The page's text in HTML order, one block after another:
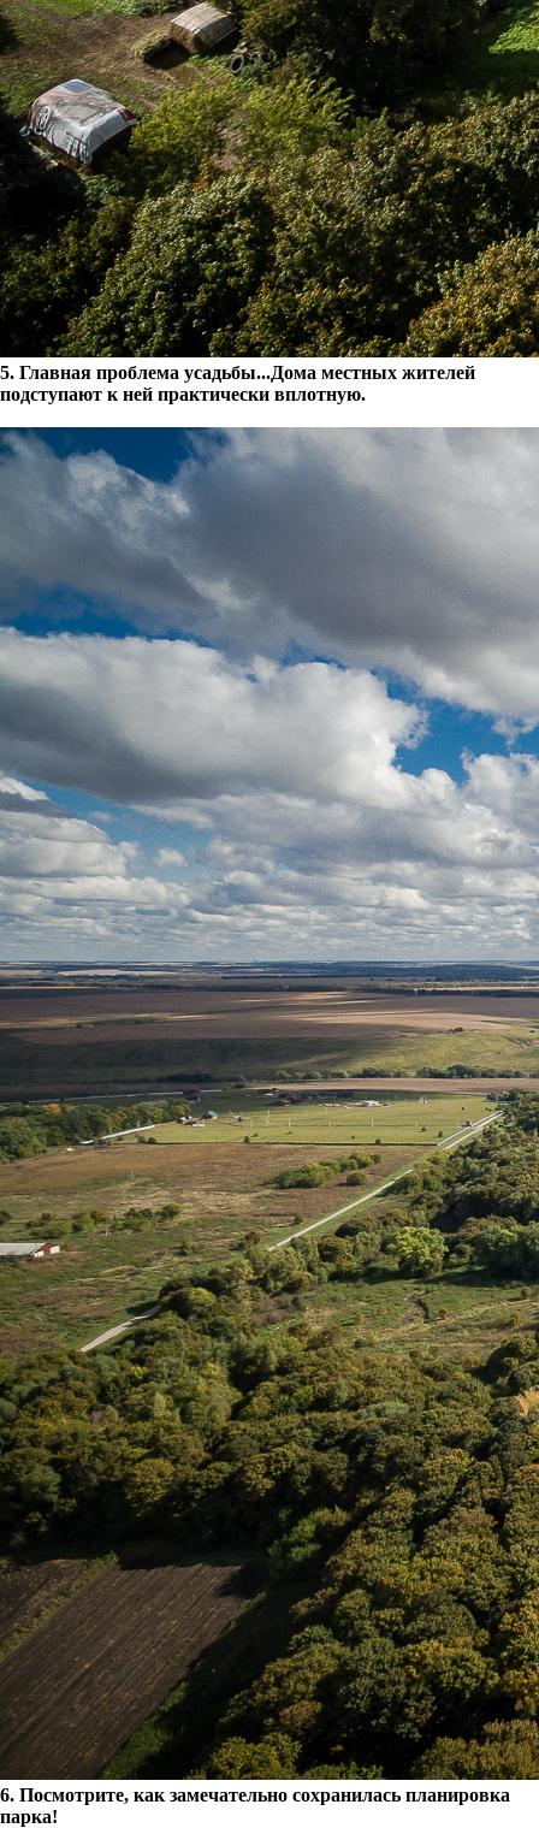
5. Главная проблема усадьбы...Дома местных жителей
подступают к ней практически вплотную.
6. Посмотрите, как замечательно сохранилась планировка
парка!